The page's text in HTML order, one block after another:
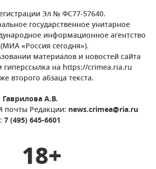
Эл № ФС77-57640.
государственное унитарное
информационное агентство
(МИА «Россия сегодня»).
материалов и новостей сайта
на https://crimea.ria.ru
второго абзаца текста.
Гаврилова А.В.
почты Редакции: news.crimea@ria.ru
7 (495) 645-6601
18+